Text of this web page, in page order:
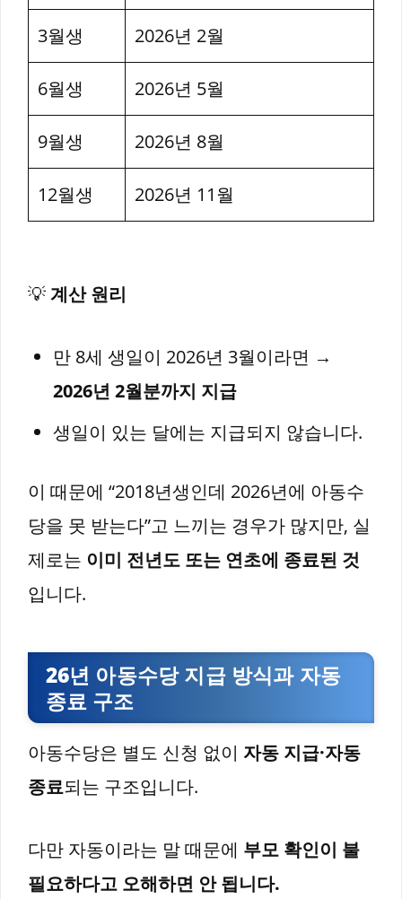
3월생 2026년 2월
6월생 2026년 5월
9월생 2026년 8월
12월생 2026년 11월
💡계산 원리
만 8세 생일이 2026년 3월이라면 →
2026년 2월분까지 지급
생일이 있는 달에는 지급되지 않습니다.
이 때문에 “2018년생인데 2026년에 아동수
당을 못 받는다”고 느끼는 경우가 많지만, 실
제로는 이미 전년도 또는 연초에 종료된 것
입니다.
26년 아동수당 지급 방식과 자동
종료 구조
아동수당은 별도 신청 없이 자동 지급·자동
종료되는 구조입니다.
다만 자동이라는 말 때문에 부모 확인이 불
필요하다고 오해하면 안 됩니다.